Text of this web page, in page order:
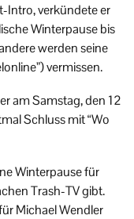
Intro, verkündete er
Winterpause bis
werden seine
vermissen.
am Samstag, den 12
Schluss mit “Wo
Winterpause für
Trash-TV gibt.
Michael Wendler